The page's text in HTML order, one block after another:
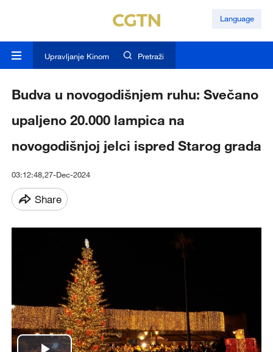
Language
Upravljanje Kinom Pretraži
Budva u novogodišnjem ruhu: Svečano
upaljeno 20.000 lampica na
novogodišnjoj jelci ispred Starog grada
03:12:48,27-Dec-2024
Share